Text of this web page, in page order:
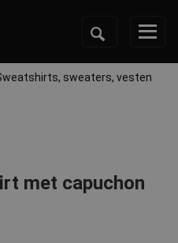
sweaters, vesten
met capuchon